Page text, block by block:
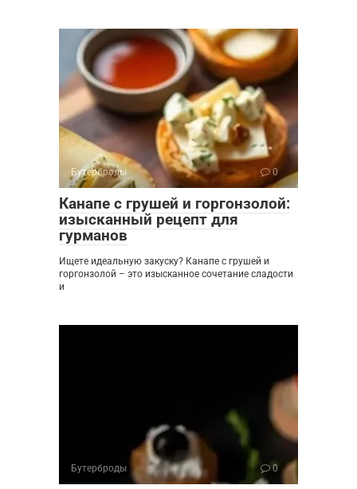
Бутерброды 0
Канапе с грушей и горгонзолой:
изысканный рецепт для
гурманов
Ищете идеальную закуску? Канапе с грушей и
горгонзолой – это изысканное сочетание сладости
и
Бутерброды 0